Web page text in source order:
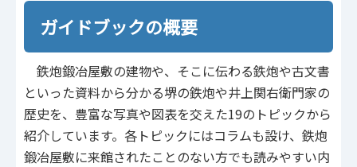
ガイドブックの概要
鉄炮鍛冶屋敷の建物や、そこに伝わる鉄炮や古文書
といった資料から分かる堺の鉄炮や井上関右衛門家の
歴史を、豊富な写真や図表を交えた19のトピックから
紹介しています。各トピックにはコラムも設け、鉄炮
鍛冶屋敷に来館されたことのない方でも読みやすい内